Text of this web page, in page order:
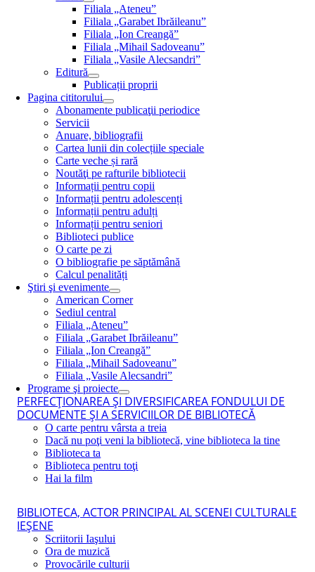
Filiala „Ateneu”
Filiala „Garabet Ibrăileanu”
Filiala „Ion Creangă”
Filiala „Mihail Sadoveanu”
Filiala „Vasile Alecsandri”
Editură
Publicații proprii
Pagina cititorului
Abonamente publicaţii periodice
Servicii
Anuare, bibliografii
Cartea lunii din colecțiile speciale
Carte veche și rară
Noutăţi pe rafturile bibliotecii
Informații pentru copii
Informații pentru adolescenți
Informații pentru adulți
Informații pentru seniori
Biblioteci publice
O carte pe zi
O bibliografie pe săptămână
Calcul penalități
Ştiri şi evenimente
American Corner
Sediul central
Filiala „Ateneu”
Filiala „Garabet Ibrăileanu”
Filiala „Ion Creangă”
Filiala „Mihail Sadoveanu”
Filiala „Vasile Alecsandri”
Programe şi proiecte
PERFECŢIONAREA ŞI DIVERSIFICAREA FONDULUI DE
DOCUMENTE ŞI A SERVICIILOR DE BIBLIOTECĂ
O carte pentru vârsta a treia
Dacă nu poţi veni la bibliotecă, vine biblioteca la tine
Biblioteca ta
Biblioteca pentru toţi
Hai la film
BIBLIOTECA, ACTOR PRINCIPAL AL SCENEI CULTURALE
IEŞENE
Scriitorii Iaşului
Ora de muzică
Provocările culturii